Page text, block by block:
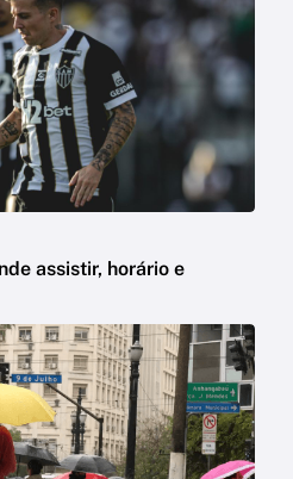
assistir, horário e